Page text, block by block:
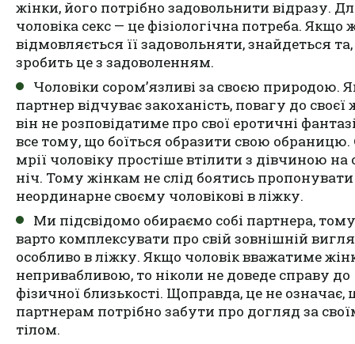
жінки, його потрібно задовольнити відразу.
чоловіка секс — це фізіологічна потреба. Якщо
відмовляється її задовольняти, знайдеться
зробить це з задоволенням.
Чоловіки сором’язливі за своєю природою.
партнер відчуває закоханість, повагу до своєї
він не розповідатиме про свої еротичні
все тому, що боїться образити свою обраницю.
мрії чоловіку простіше втілити з дівчиною на
ніч. Тому жінкам не слід боятись
неординарне своєму чоловікові в ліжку.
Ми підсвідомо обираємо собі партнера,
варто комплексувати про свій зовнішній
особливо в ліжку. Якщо чоловік вважатиме
непривабливою, то ніколи не доведе справу до
фізичної близькості. Щоправда, це не означає,
партнерам потрібно забути про догляд за
тілом.